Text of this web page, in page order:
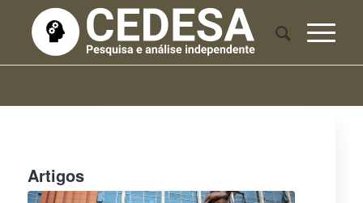
Artigos